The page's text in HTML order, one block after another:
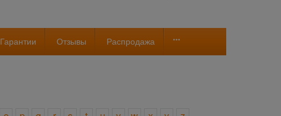
Гарантии Отзывы Распродажа